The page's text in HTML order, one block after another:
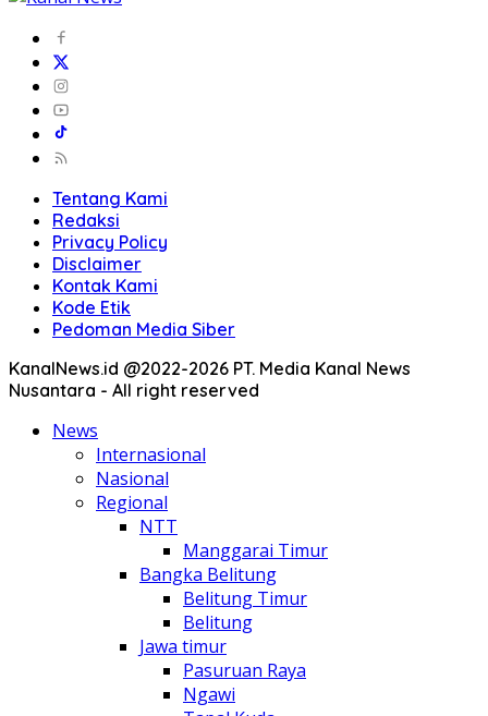
Tentang Kami
Redaksi
Privacy Policy
Disclaimer
Kontak Kami
Kode Etik
Pedoman Media Siber
KanalNews.id @2022-2026 PT. Media Kanal News
Nusantara - All right reserved
News
Internasional
Nasional
Regional
NTT
Manggarai Timur
Bangka Belitung
Belitung Timur
Belitung
Jawa timur
Pasuruan Raya
Ngawi